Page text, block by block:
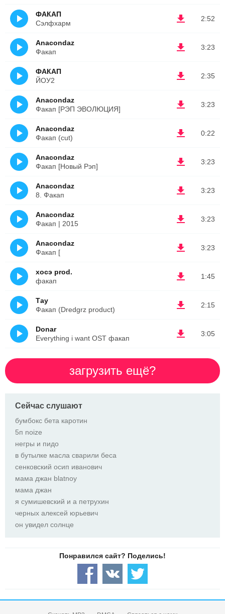
2:52
ФАКАП
Сэлфхарм
3:23
Anacondaz
Факап
2:35
ФАКАП
ЙОУ2
3:23
Anacondaz
Факап [РЭП ЭВОЛЮЦИЯ]
0:22
Anacondaz
Факап (cut)
3:23
Anacondaz
Факап [Новый Рэп]
3:23
Anacondaz
8. Факап
3:23
Anacondaz
Факап | 2015
3:23
Anacondaz
Факап [
1:45
хосэ prod.
факап
2:15
Тау
Факап (Dredgrz product)
3:05
Donar
Everything i want OST факап
загрузить ещё?
Сейчас слушают
бумбокс бета каротин
5п noize
негры и пидо
в бутылке масла сварили беса
сенковский осип иванович
мама джан blatnoy
мама джан
я сумишевский и а петрухин
черных алексей юрьевич
он увидел солнце